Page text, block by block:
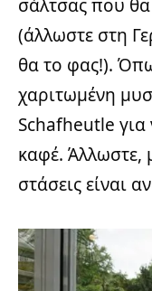
σάλτσας που
(άλλωστε στη
θα το φας!).
χαριτωμένη
Schafheutle
καφέ. Άλλωστε,
στάσεις είναι